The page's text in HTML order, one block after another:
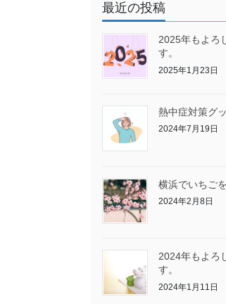
最近の投稿
2025年もよろ
す。
2025年1月23日
熱中症対策グ
2024年7月19日
横浜でいちご
2024年2月8日
2024年もよろ
す。
2024年1月11日